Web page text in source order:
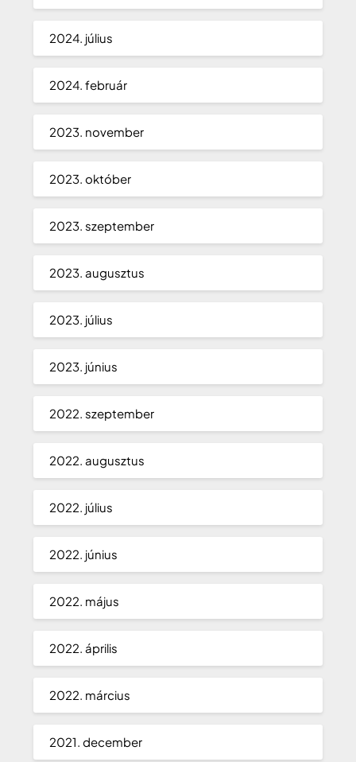
2024. július
2024. február
2023. november
2023. október
2023. szeptember
2023. augusztus
2023. július
2023. június
2022. szeptember
2022. augusztus
2022. július
2022. június
2022. május
2022. április
2022. március
2021. december